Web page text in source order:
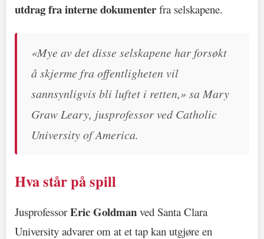
utdrag fra interne dokumenter fra selskapene.
«Mye av det disse selskapene har forsøkt
å skjerme fra offentligheten vil
sannsynligvis bli luftet i retten,» sa Mary
Graw Leary, jusprofessor ved Catholic
University of America.
Hva står på spill
JusprofessorEric Goldman ved Santa Clara
University advarer om at et tap kan utgjøre en